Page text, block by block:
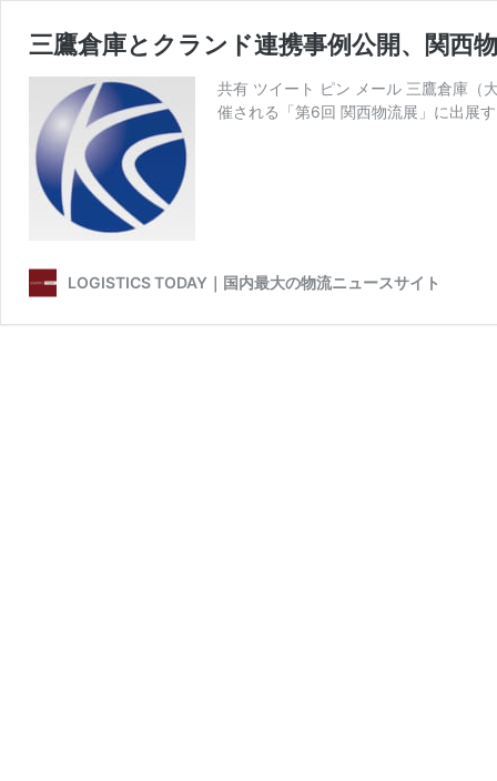
三鷹倉庫とクランド連携事例公開、関西
共有 ツイート ピン メール 三鷹倉庫（
催される「第6回 関西物流展」に出展
LOGISTICS TODAY｜国内最大の物流ニュースサイト